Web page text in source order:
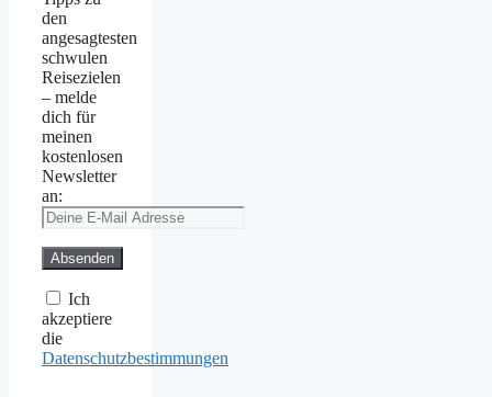
den
angesagtesten
schwulen
Reisezielen
– melde
dich für
meinen
kostenlosen
Newsletter
an:
Ich
akzeptiere
die
Datenschutzbestimmungen